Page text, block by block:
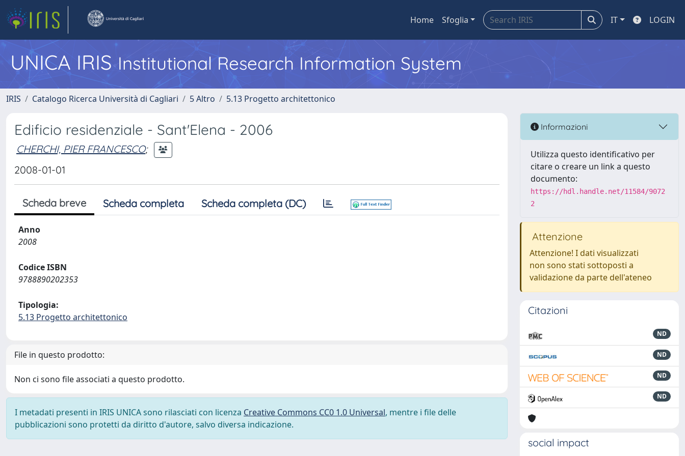
Home Sfoglia IT LOGIN
UNICA IRISInstitutional Research Information System
IRIS Catalogo Ricerca Università di Cagliari 5 Altro 5.13 Progetto architettonico
Edificio residenziale - Sant'Elena - 2006
CHERCHI, PIER FRANCESCO;
2008-01-01
Scheda breve Scheda completa Scheda completa (DC)
Anno
2008
Codice ISBN
9788890202353
Tipologia:
5.13 Progetto architettonico
File in questo prodotto:
Non ci sono file associati a questo prodotto.
I metadati presenti in IRIS UNICA sono rilasciati con licenza Creative Commons CC0 1.0 Universal, mentre i file delle
pubblicazioni sono protetti da diritto d'autore, salvo diversa indicazione.
Informazioni
Utilizza questo identificativo per
citare o creare un link a questo
documento:
https://hdl.handle.net/11584/9072
2
Attenzione
Attenzione! I dati visualizzati
non sono stati sottoposti a
validazione da parte dell'ateneo
Citazioni
ND
ND
ND
ND
social impact